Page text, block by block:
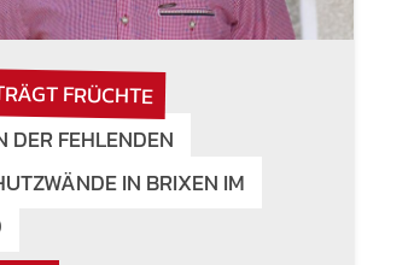
FRÜCHTE
DER FEHLENDEN
IN BRIXEN IM